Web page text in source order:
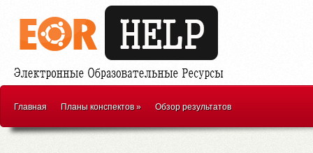
Главная Планы конспектов» Обзор результатов